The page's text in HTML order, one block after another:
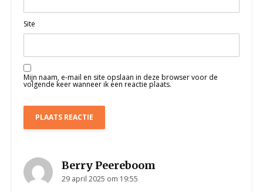
Site
Mijn naam, e-mail en site opslaan in deze browser voor de
volgende keer wanneer ik een reactie plaats.
Berry Peereboom
29 april 2025 om 19:55